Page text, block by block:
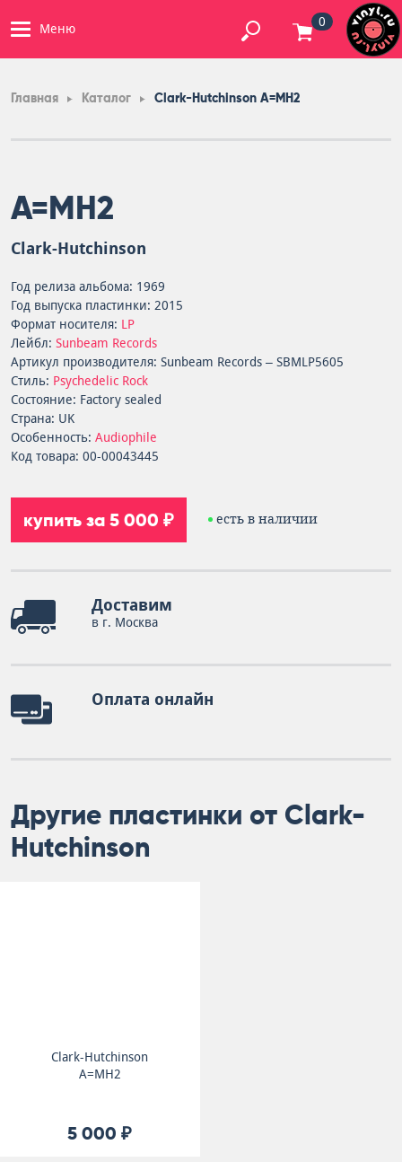
Меню 0
Главная Каталог Clark-Hutchinson A=MH2
A=MH2
Clark-Hutchinson
Год релиза альбома: 1969
Год выпуска пластинки: 2015
Формат носителя: LP
Лейбл: Sunbeam Records
Артикул производителя: Sunbeam Records – SBMLP5605
Стиль: Psychedelic Rock
Состояние: Factory sealed
Страна: UK
Особенность: Audiophile
Код товара: 00-00043445
купить за 5 000 ₽ есть в наличии
Доставим
в г. Москва
Оплата онлайн
Другие пластинки от Clark-
Hutchinson
Clark-Hutchinson
A=MH2
5 000 ₽